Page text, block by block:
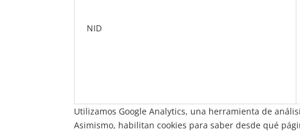
NID
Utilizamos Google Analytics, una herramienta de
Asimismo, habilitan cookies para saber desde qué